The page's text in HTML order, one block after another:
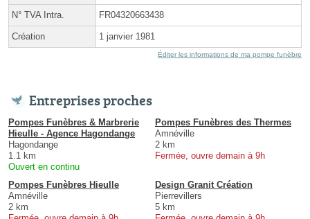
N° TVA Intra. FR04320663438
Création 1 janvier 1981
Éditer les informations de ma pompe funèbre
Entreprises proches
Pompes Funèbres & Marbrerie
Hieulle - Agence Hagondange
Hagondange
1.1 km
Ouvert en continu
Pompes Funèbres des Thermes
Amnéville
2 km
Fermée, ouvre demain à 9h
Pompes Funèbres Hieulle
Amnéville
2 km
Design Granit Création
Pierrevillers
5 km